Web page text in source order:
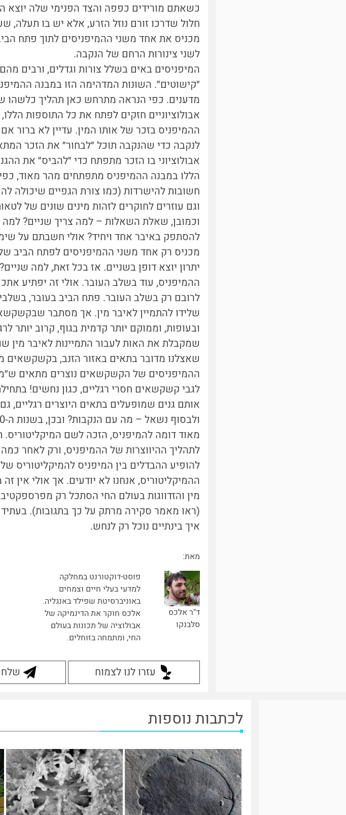
כשאתם מורידים כפפה והצד הפנימי שלה יוצא
חלול שדרכו זורם נוזל הזרע, אלא יש בו תעלה,
מכניס את אחד משני ההמיפניסים לתוך פתח
לשני צינורות הרחם של הנקבה.
המיפניסים באים בשלל צורות וגדלים, ורבים
״קישוטים״. השונות המדהימה הזו במבנה
מדענים. כפי הנראה מתרחש כאן תהליך כלשהו
אבולוציוניים חזקים לפתח את כל התוספות
ההמיפניס בזכר של אותו המין. עדיין לא
לנקבה כדי שהנקבה תוכל ״לבחור״ את הזכר
אבולוציוני בו הזכר מתפתח כדי ״להביס״ את
הללו במבנה ההמיפניס מתפתחים מהר מאוד,
חשובות להישרדות (כמו צורת הגפיים שיכולה
וגם עוזרים לחוקרים לזהות מינים שונים של
וכמובן, שאלת השאלות – למה צריך שניים? למה
להסתפק באיבר אחד ויחיד? אולי חשבתם על
מכניס רק אחד משני ההמיפניסים לפתח הביב
יתרון יוצא דופן בשניים. אז בכל זאת, למה
ההמיפניס, עוד בשלב העובר. אולי זה יפתיע
לרובם רק בשלב העובר. פתח הביב בעובר,
שלידו להתמיין לאיבר מין. אך מסתבר
ובעופות, וממוקם יותר קדמית בגוף, קרוב יותר
שמקבלת את האות לעבור התמיינות לאיבר מין
שאצלנו מדובר בתאים באזור הזנב, בקשקשאים
ההמיפניסים של הקשקשאים נוצרים מתאים
לגבי קשקשאים חסרי רגליים, כגון נחשים!
אותם גנים שמופעלים בתאים היוצרים רגליים,
מאוד דומה להמיפניס, הזכה לשם המיקליטוריס.
לתהליך ההיווצרות של ההמיפניס, ורק לאחר
להופיע ההבדלים בין המיפניס להמיקליטוריס
ההמיקליטוריס, אנחנו לא יודעים. אך אולי
מין והזדווגות בעולם החי הסתכל רק
(ראו מאמר סקירה מרתק על כך בתגובות).
איך בינתיים נוכל רק לנחש.
מאת:
ד"ר אלכס
סלבנקו
פוסט-דוקטורנט במחלקה
למדעי בעלי חיים וצמחים
באוניברסיטת שפילד באנגליה.
אלכס חוקר את הדינמיקה של
אבולוציה של תכונות בעולם
החי, ומתמחה בזוחלים.
עזרו לנו לצמוח
לכתבות נוספות